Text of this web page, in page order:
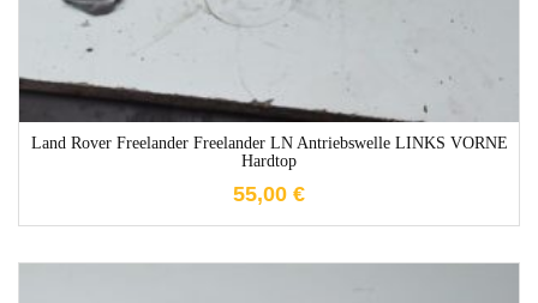
Land Rover Freelander Freelander LN Antriebswelle LINKS VORNE
Hardtop
55,00 €